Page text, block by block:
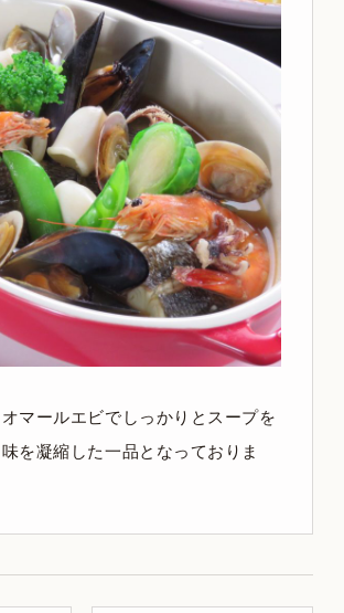
マールエビでしっかりとスープを
を凝縮した一品となっておりま